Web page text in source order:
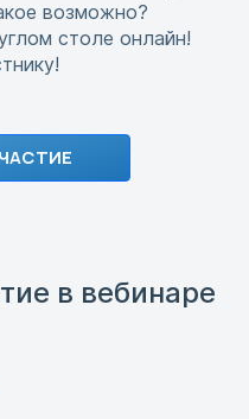
возможно?
столе онлайн!
в вебинаре